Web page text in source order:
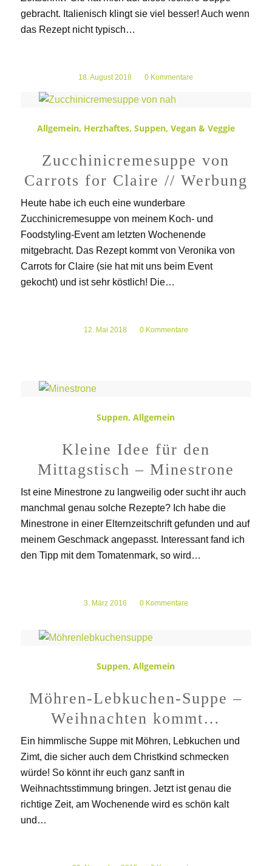
gebracht. Italienisch klingt sie viel besser! Auch wenn
das Rezept nicht typisch…
18. August 2018
/ 0 Kommentare
Allgemein, Herzhaftes, Suppen, Vegan & Veggie
Zucchinicremesuppe von
Carrots for Claire // Werbung
Heute habe ich euch eine wunderbare
Zucchinicremesuppe von meinem Koch- und
Foodstyling-Event am letzten Wochenende
mitgebracht. Das Rezept kommt von Veronika von
Carrots for Claire (sie hat mit uns beim Event
gekocht) und ist sehr köstlich! Die…
12. Mai 2018 0 Kommentare
Suppen,Allgemein
Kleine Idee für den
Mittagstisch – Minestrone
Ist eine Minestrone zu langweilig oder sucht ihr auch
manchmal genau solche Rezepte? Ich habe die
Minestrone in einer Elternzeitschrift gefunden und auf
meinem Geschmack angepasst. Interessant fand ich
den Tipp mit dem Tomatenmark, so wird…
3. März 2016
/ 0 Kommentare
Suppen,Allgemein
Möhren-Lebkuchen-Suppe –
Weihnachten kommt…
Ein himmlische Suppe mit Möhren, Lebkuchen und
Zimt, die sicher auch dem Christkind schmecken
würde! So könnt ihr euch ganz sanft in
Weihnachtsstimmung bringen. Jetzt ist genau die
richtige Zeit, am Wochenende wird es schön kalt
und…